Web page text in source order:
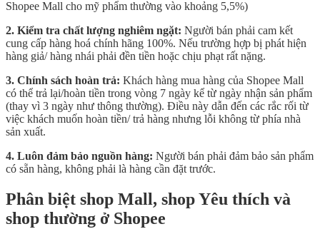
Shopee Mall cho mỹ phẩm thường vào khoảng 5,5%)
2. Kiểm tra chất lượng nghiêm ngặt: Người bán phải cam kết
cung cấp hàng hoá chính hãng 100%. Nếu trường hợp bị phát hiện
hàng giả/ hàng nhái phải đền tiền hoặc chịu phạt rất nặng.
3. Chính sách hoàn trả: Khách hàng mua hàng của Shopee Mall
có thể trả lại/hoàn tiền trong vòng 7 ngày kể từ ngày nhận sản phẩm
(thay vì 3 ngày như thông thường). Điều này dẫn đến các rắc rối từ
việc khách muốn hoàn tiền/ trả hàng nhưng lỗi không từ phía nhà
sản xuất.
4. Luôn đảm bảo nguồn hàng: Người bán phải đảm bảo sản phẩm
có sẵn hàng, không phải là hàng cần đặt trước.
Phân biệt shop Mall, shop Yêu thích và
shop thường ở Shopee